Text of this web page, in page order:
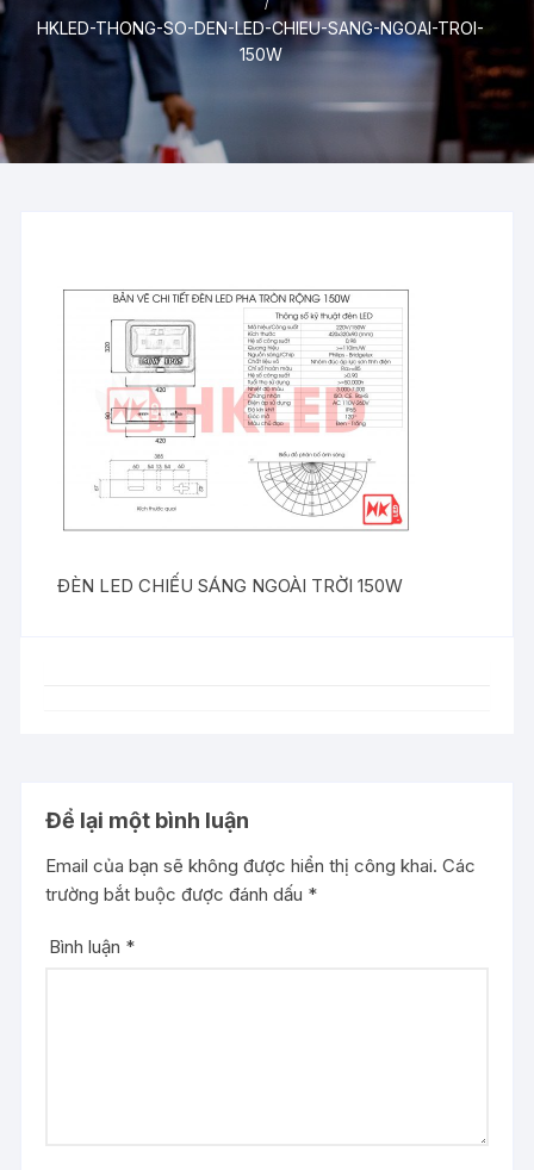
HKLED-THONG-SO-DEN-LED-CHIEU-SANG-NGOAI-TROI-
150W
ĐÈN LED CHIẾU SÁNG NGOÀI TRỜI 150W
Để lại một bình luận
Email của bạn sẽ không được hiển thị công khai. Các
trường bắt buộc được đánh dấu *
Bình luận *